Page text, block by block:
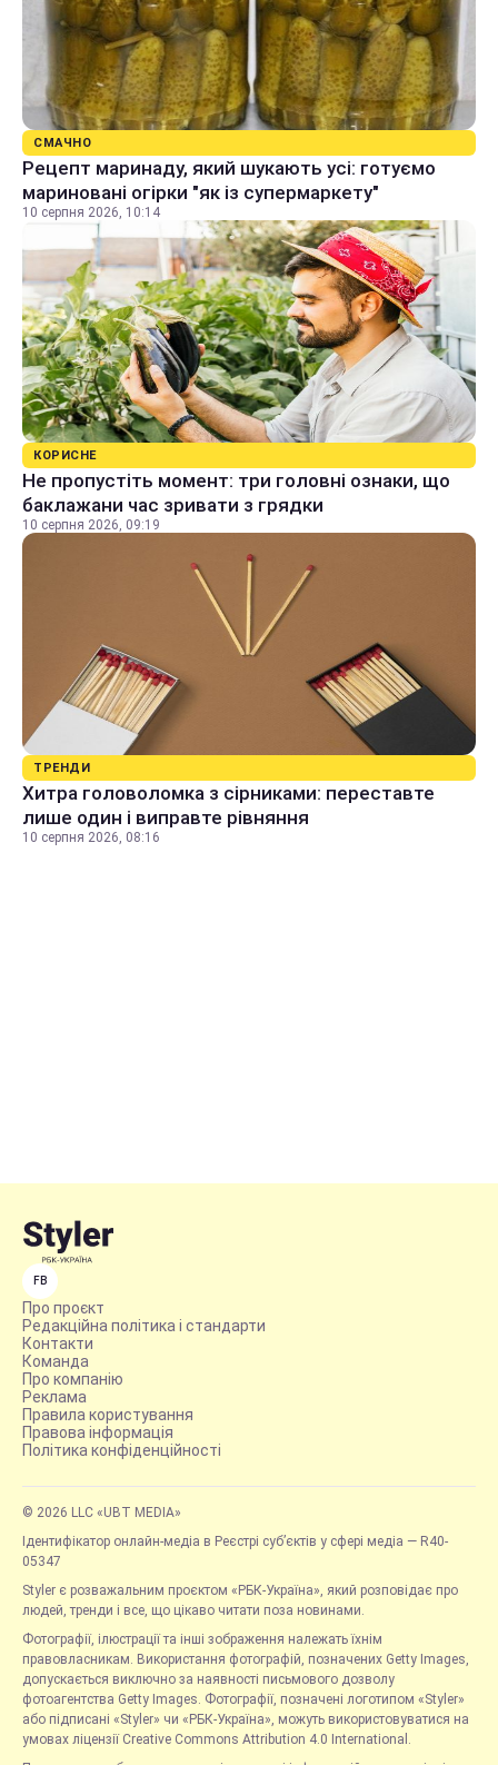
СМАЧНО
Рецепт маринаду, який шукають усі: готуємо
мариновані огірки "як із супермаркету"
10 серпня 2026, 10:14
КОРИСНЕ
Не пропустіть момент: три головні ознаки, що
баклажани час зривати з грядки
10 серпня 2026, 09:19
ТРЕНДИ
Хитра головоломка з сірниками: переставте
лише один і виправте рівняння
10 серпня 2026, 08:16
FB
Про проєкт
Редакційна політика і стандарти
Контакти
Команда
Про компанію
Реклама
Правила користування
Правова інформація
Політика конфіденційності
© 2026 LLC «UBT MEDIA»
Ідентифікатор онлайн-медіа в Реєстрі суб’єктів у сфері медіа — R40-
05347
Styler є розважальним проєктом «РБК-Україна», який розповідає про
людей, тренди і все, що цікаво читати поза новинами.
Фотографії, ілюстрації та інші зображення належать їхнім
правовласникам. Використання фотографій, позначених Getty Images,
допускається виключно за наявності письмового дозволу
фотоагентства Getty Images. Фотографії, позначені логотипом «Styler»
або підписані «Styler» чи «РБК-Україна», можуть використовуватися на
умовах ліцензії Creative Commons Attribution 4.0 International.